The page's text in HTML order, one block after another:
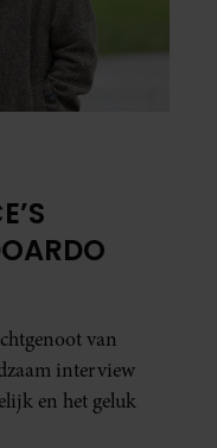
van
interview
en het geluk